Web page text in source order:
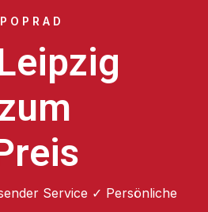
Service ✓ Persönliche